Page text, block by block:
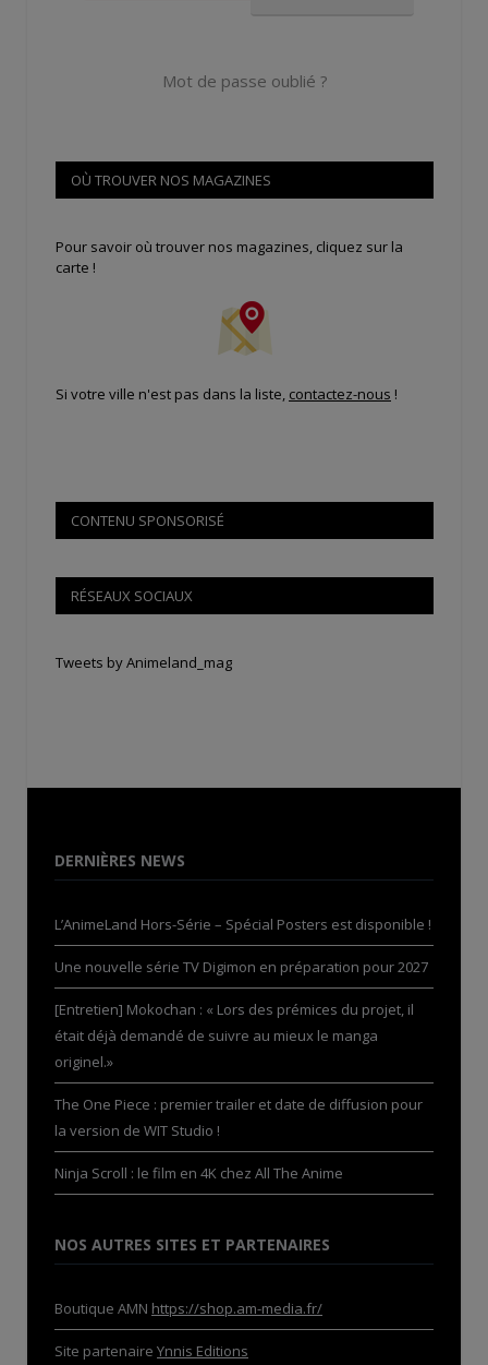
Mot de passe oublié ?
OÙ TROUVER NOS MAGAZINES
Pour savoir où trouver nos magazines, cliquez sur la
carte !
Si votre ville n'est pas dans la liste, contactez-nous !
CONTENU SPONSORISÉ
RÉSEAUX SOCIAUX
Tweets by Animeland_mag
DERNIÈRES NEWS
L’AnimeLand Hors-Série – Spécial Posters est disponible !
Une nouvelle série TV Digimon en préparation pour 2027
[Entretien] Mokochan : « Lors des prémices du projet, il
était déjà demandé de suivre au mieux le manga
originel.»
The One Piece : premier trailer et date de diffusion pour
la version de WIT Studio !
Ninja Scroll : le film en 4K chez All The Anime
NOS AUTRES SITES ET PARTENAIRES
Boutique AMN https://shop.am-media.fr/
Site partenaire Ynnis Editions